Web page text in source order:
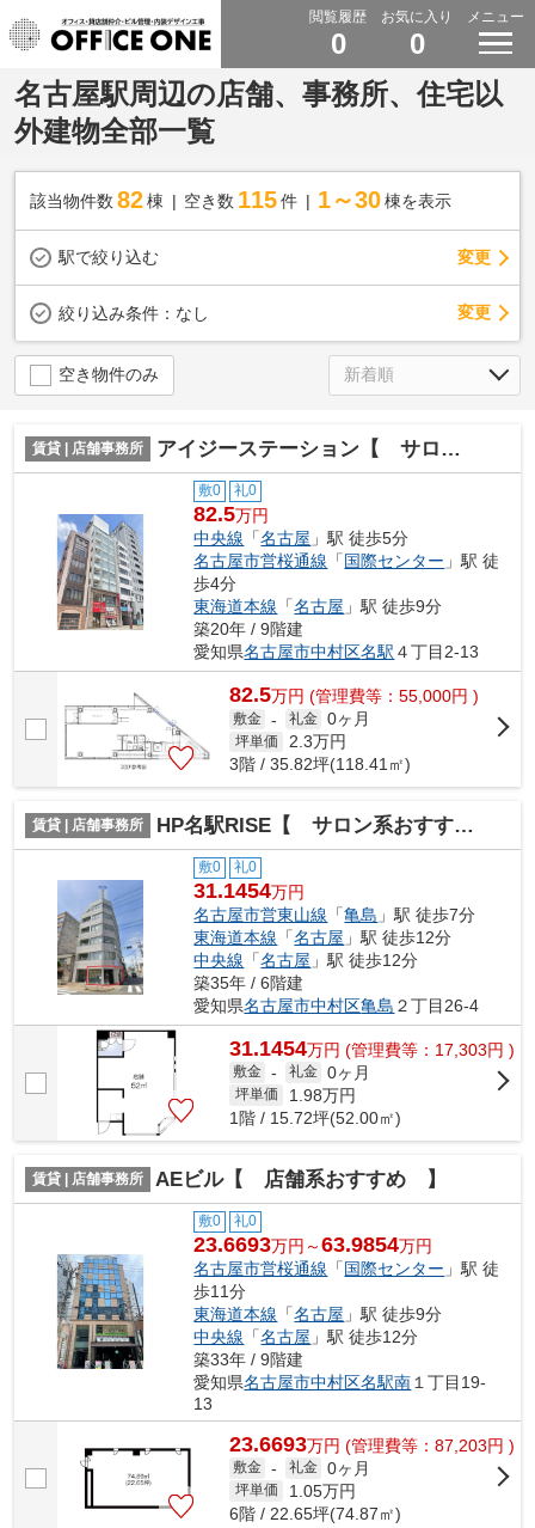
閲覧履歴
0
お気に入り
0
メニュー
名古屋駅周辺の店舗、事務所、住宅以
外建物全部一覧
該当物件数 82棟 空き数 115 件 1～30 棟を表示
駅で絞り込む 変更
絞り込み条件： なし 変更
空き物件のみ
賃貸 | 店舗事務所 アイジーステーション【 サロン系おすすめ 】
敷0 礼0
82.5万円
中央線 「名古屋 」駅 徒歩5分
名古屋市営桜通線 「国際センター 」駅 徒
歩4分
東海道本線 「名古屋 」駅 徒歩9分
築20年 / 9階建
愛知県名古屋市中村区名駅 ４丁目2-13
82.5万円 (管理費等：55,000円 )
敷金 - 礼金 0ヶ月
坪単価 2.3万円
3階 / 35.82坪(118.41㎡)
賃貸 | 店舗事務所 HP名駅RISE【 サロン系おすすめ 】
敷0 礼0
31.1454万円
名古屋市営東山線 「亀島 」駅 徒歩7分
東海道本線 「名古屋 」駅 徒歩12分
中央線 「名古屋 」駅 徒歩12分
築35年 / 6階建
愛知県名古屋市中村区亀島 ２丁目26-4
31.1454万円 (管理費等：17,303円 )
敷金 - 礼金 0ヶ月
坪単価 1.98万円
1階 / 15.72坪(52.00㎡)
賃貸 | 店舗事務所 AEビル【 店舗系おすすめ 】
敷0 礼0
23.6693万円～63.9854万円
名古屋市営桜通線 「国際センター 」駅 徒
歩11分
東海道本線 「名古屋 」駅 徒歩9分
中央線 「名古屋 」駅 徒歩12分
築33年 / 9階建
愛知県名古屋市中村区名駅南 １丁目19-
13
23.6693万円 (管理費等：87,203円 )
敷金 - 礼金 0ヶ月
坪単価 1.05万円
6階 / 22.65坪(74.87㎡)